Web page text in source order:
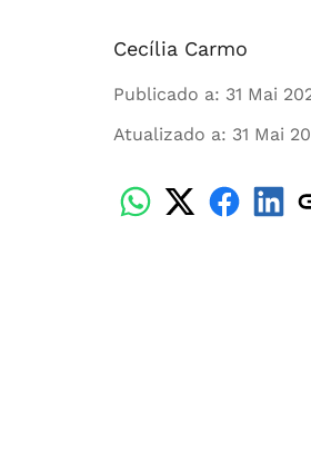
Cecília Carmo
Publicado a: 31 Mai
Atualizado a: 31 Mai